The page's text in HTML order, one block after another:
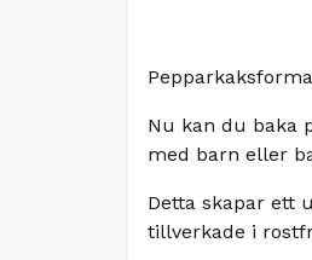
Nu kan du baka
med barn eller
Detta skapar ett
tillverkade i